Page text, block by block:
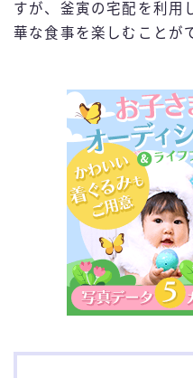
すが、釜寅の宅配を利用
華な食事を楽しむことが